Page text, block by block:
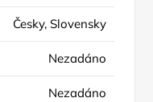
Česky, Slovensky
Nezadáno
Nezadáno